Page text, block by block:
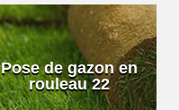
Pose de gazon en
rouleau 22